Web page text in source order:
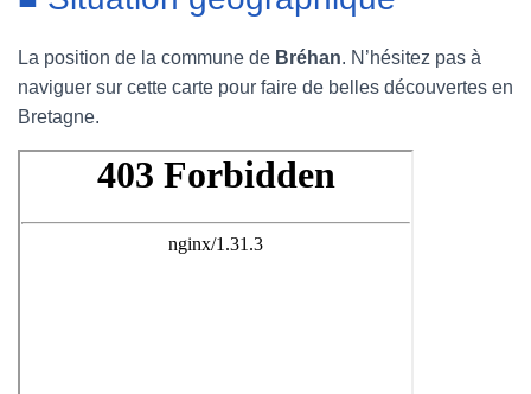
La position de la commune de Bréhan. N’hésitez pas à
naviguer sur cette carte pour faire de belles découvertes en
Bretagne.